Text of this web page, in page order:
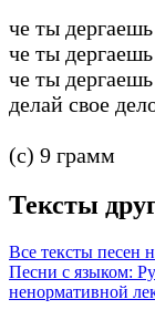
че ты
че ты
че ты
делай свое
(c) 9 грамм
Тексты
Все тексты песен
Песни с языком:
ненормативной